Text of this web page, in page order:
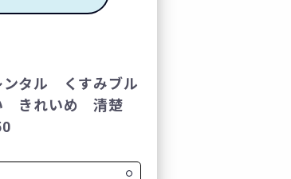
ンタル くすみブル
きれいめ 清楚